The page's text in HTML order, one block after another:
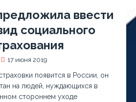
ввести
социального
17 июня 2019
появится в России, он
на людей, нуждающихся в
стороннем уходе